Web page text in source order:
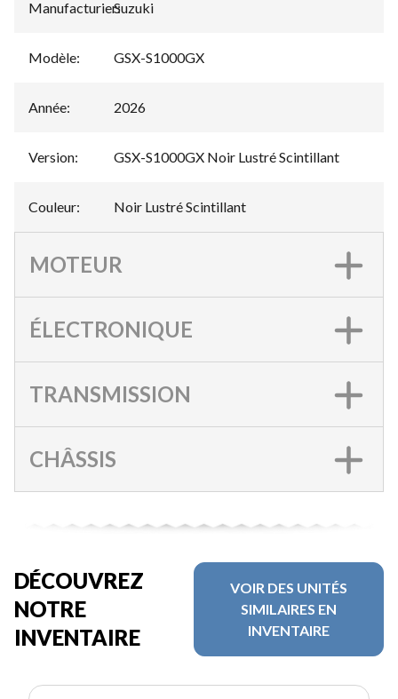
Manufacturier:
Suzuki
Modèle: GSX-S1000GX
Année: 2026
Version: GSX-S1000GX Noir Lustré Scintillant
Couleur: Noir Lustré Scintillant
MOTEUR
ÉLECTRONIQUE
TRANSMISSION
CHÂSSIS
DÉCOUVREZ
NOTRE
INVENTAIRE
VOIR DES UNITÉS
SIMILAIRES EN
INVENTAIRE